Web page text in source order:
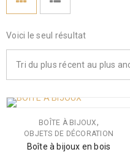
Voici le seul résultat
Tri du plus récent au plus
BOÎTE À BIJOUX,
OBJETS DE DÉCORATION
Boîte à bijoux en bois